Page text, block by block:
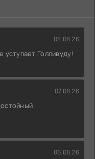
08.08.26
уступает Голливуду!
07.08.26
06.08.26